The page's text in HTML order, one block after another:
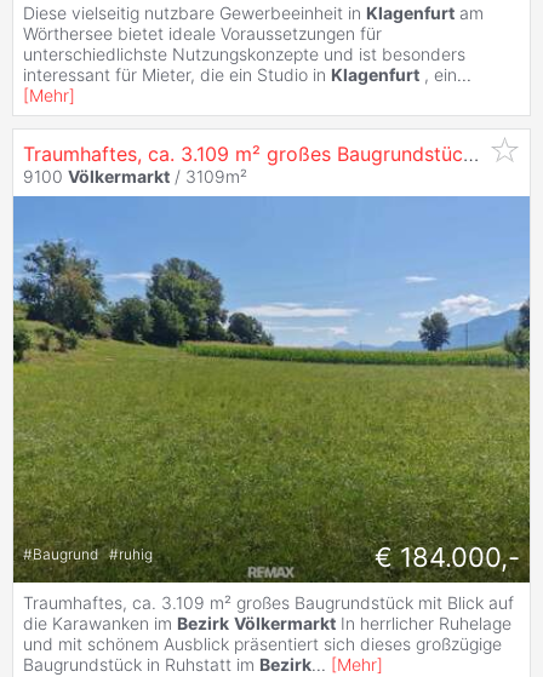
Diese vielseitig nutzbare Gewerbeeinheit in Klagenfurt am
Wörthersee bietet ideale Voraussetzungen für
unterschiedlichste Nutzungskonzepte und ist besonders
interessant für Mieter, die ein Studio in Klagenfurt , ein...
[Mehr]
Traumhaftes, ca. 3.109 m² großes Baugrundstück mit Blick auf die Karawanken im
9100 Völkermarkt / 3109m²
#Baugrund #ruhig € 184.000,-
Traumhaftes, ca. 3.109 m² großes Baugrundstück mit Blick auf
die Karawanken im Bezirk Völkermarkt In herrlicher Ruhelage
und mit schönem Ausblick präsentiert sich dieses großzügige
Baugrundstück in Ruhstatt im Bezirk... [Mehr]